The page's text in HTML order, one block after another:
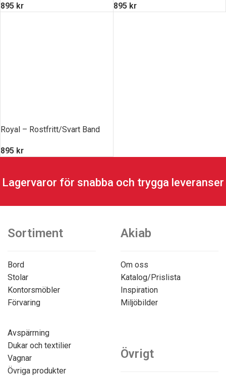
895 kr 895 kr
Royal – Rostfritt/Svart Band
895 kr
Lagervaror för snabba och trygga leveranser
Sortiment
Bord
Stolar
Kontorsmöbler
Förvaring
Avspärrning
Dukar och textilier
Vagnar
Övriga produkter
Akiab
Om oss
Katalog/Prislista
Inspiration
Miljöbilder
Övrigt